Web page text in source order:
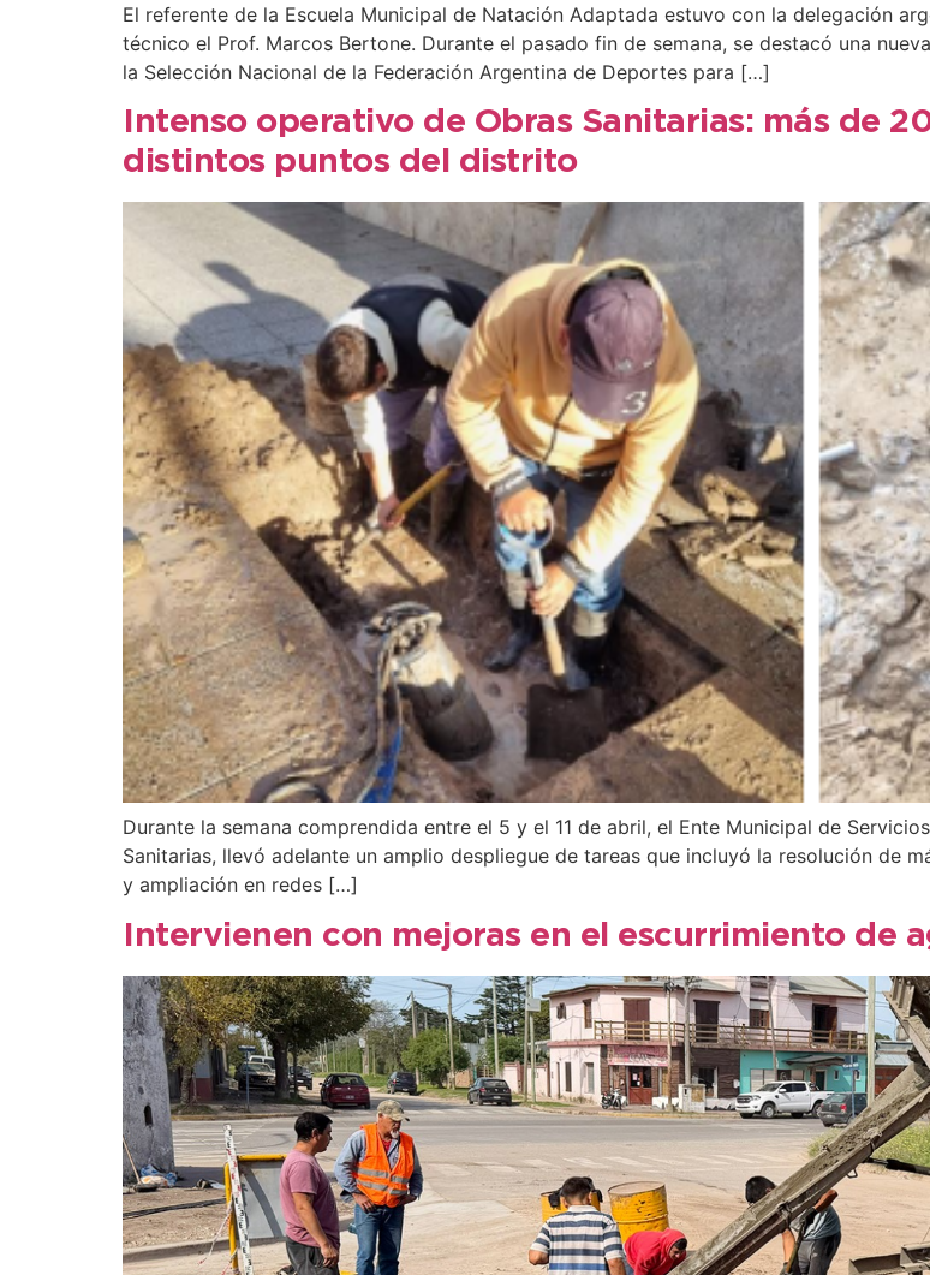
El referente de la Escuela Municipal de Natación Adaptada estuvo con la delegación
técnico el Prof. Marcos Bertone. Durante el pasado fin de semana, se destacó una
la Selección Nacional de la Federación Argentina de Deportes para […]
Intenso operativo de Obras Sanitarias: más de
distintos puntos del distrito
Durante la semana comprendida entre el 5 y el 11 de abril, el Ente Municipal de
Sanitarias, llevó adelante un amplio despliegue de tareas que incluyó la resolución de
y ampliación en redes […]
Intervienen con mejoras en el escurrimiento de